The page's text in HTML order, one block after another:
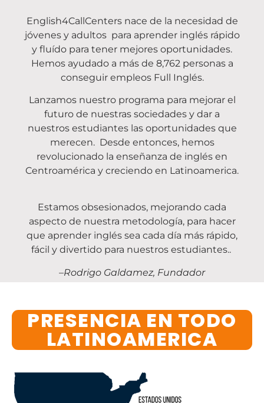
English4CallCenters nace de la necesidad de
jóvenes y adultos para aprender inglés rápido
y fluído para tener mejores oportunidades.
Hemos ayudado a más de 8,762 personas a
conseguir empleos Full Inglés.
Lanzamos nuestro programa para mejorar el
futuro de nuestras sociedades y dar a
nuestros estudiantes las oportunidades que
merecen. Desde entonces, hemos
revolucionado la enseñanza de inglés en
Centroamérica y creciendo en Latinoamerica.
Estamos obsesionados, mejorando cada
aspecto de nuestra metodología, para hacer
que aprender inglés sea cada día más rápido,
fácil y divertido para nuestros estudiantes..
–Rodrigo Galdamez, Fundador
PRESENCIA EN TODO
LATINOAMERICA